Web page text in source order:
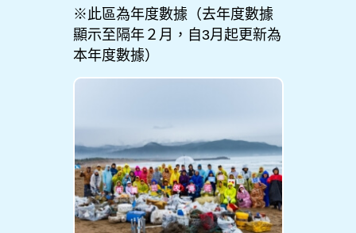
※此區為年度數據（去年度數據
顯示至隔年２月，自3月起更新為
本年度數據）